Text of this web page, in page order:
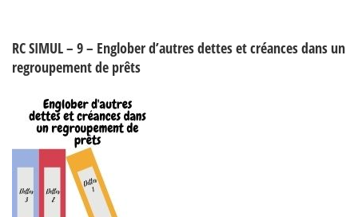
RC SIMUL – 9 – Englober d’autres dettes et créances dans un
regroupement de prêts